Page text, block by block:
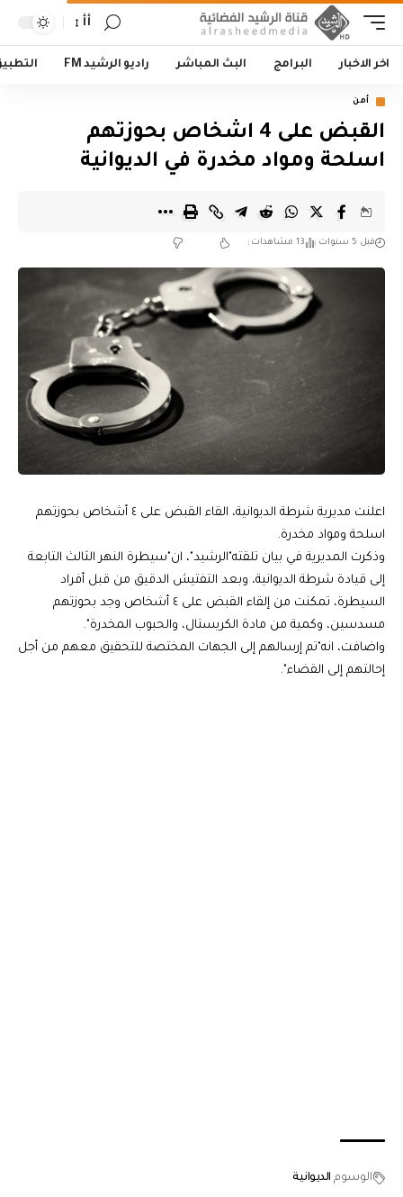
أأ
اخر الاخبار البرامج البث المباشر راديو الرشيد FM
أمن
القبض على 4 اشخاص بحوزتهم
اسلحة ومواد مخدرة في الديوانية
قبل 5 سنوات 13 مشاهدات
اعلنت مديرية شرطة الديوانية، القاء القبض على ٤ أشخاص بحوزتهم
اسلحة ومواد مخدرة.
وذكرت المديرية في بيان تلقته"الرشيد"، ان"سيطرة النهر الثالث التابعة
إلى قيادة شرطة الديوانية، وبعد التفتيش الدقيق من قبل أفراد
السيطرة، تمكنت من إلقاء القبض على ٤ أشخاص وجد بحوزتهم
مسدسين، وكمية من مادة الكريستال، والحبوب المخدرة".
واضافت، انه"تم إرسالهم إلى الجهات المختصة للتحقيق معهم من أجل
إحالتهم إلى القضاء".
الوسوم الديوانية